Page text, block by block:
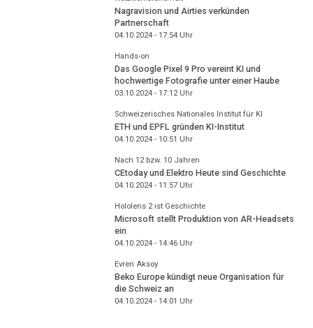
Nagravision und Airties verkünden
Partnerschaft
04.10.2024 - 17:54Uhr
Hands-on
Das Google Pixel 9 Pro vereint KI und
hochwertige Fotografie unter einer Haube
03.10.2024 - 17:12Uhr
Schweizerisches Nationales Institut für KI
ETH und EPFL gründen KI-Institut
04.10.2024 - 10:51 Uhr
Nach 12 bzw. 10 Jahren
CEtoday und Elektro Heute sind Geschichte
04.10.2024 - 11:57Uhr
Hololens 2 ist Geschichte
Microsoft stellt Produktion von AR-Headsets
ein
04.10.2024 - 14:46Uhr
Evren Aksoy
Beko Europe kündigt neue Organisation für
die Schweiz an
04.10.2024 - 14:01 Uhr